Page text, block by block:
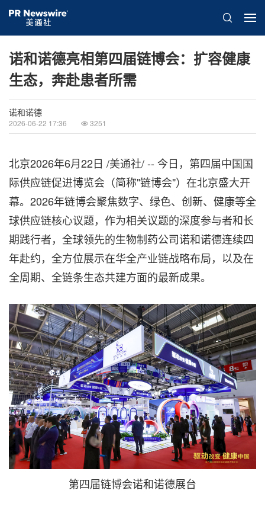
诺和诺德亮相第四届链博会：扩容健康
生态，奔赴患者所需
诺和诺德
2026-06-22 17:36 3251
北京2026年6月22日 /美通社/ -- 今日，第四届中国国
际供应链促进博览会（简称"链博会"）在北京盛大开
幕。2026年链博会聚焦数字、绿色、创新、健康等全
球供应链核心议题，作为相关议题的深度参与者和长
期践行者，全球领先的生物制药公司诺和诺德连续四
年赴约，全方位展示在华全产业链战略布局，以及在
全周期、全链条生态共建方面的最新成果。
第四届链博会诺和诺德展台